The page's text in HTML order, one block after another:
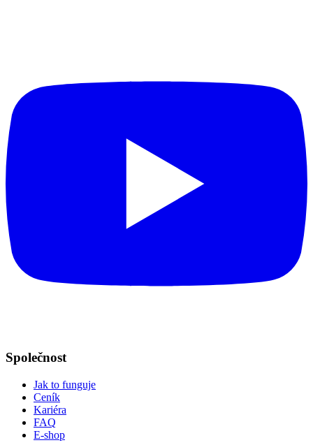
Společnost
Jak to funguje
Ceník
Kariéra
FAQ
E-shop